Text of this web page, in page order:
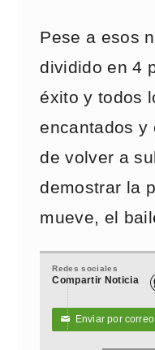
Pese a esos
dividido en 4
éxito y todos
encantados y
de volver a
demostrar la
mueve, el
Redes sociales
Compartir Noticia
✉ Enviar por correo